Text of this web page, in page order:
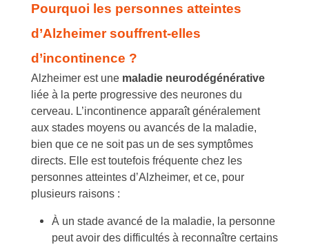
Pourquoi les personnes atteintes
d’Alzheimer souffrent-elles
d’incontinence ?
Alzheimer est une maladie neurodégénérative
liée à la perte progressive des neurones du
cerveau. L’incontinence apparaît généralement
aux stades moyens ou avancés de la maladie,
bien que ce ne soit pas un de ses symptômes
directs. Elle est toutefois fréquente chez les
personnes atteintes d’Alzheimer, et ce, pour
plusieurs raisons :
À un stade avancé de la maladie, la personne
peut avoir des difficultés à reconnaître certains